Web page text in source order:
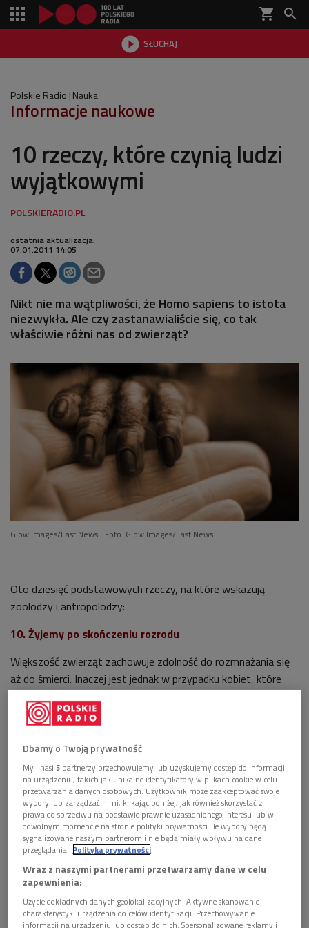
shopping_cart 
 SŁUCHAJ

Polskie Radio Nauka
Informacje naukowe
10 rzeczy, które czynią ludzi
wyjątkowymi
ostatnia aktualizacja:
07.01.2011 14:05
Nikt nie ma wątpliwości, że Homo sapiens to istota
niezwykła. Ale czy zastanawialiście się, co tak
właściwie różni nas od zwierząt?
Glow Images/East News Foto: Glow Images/East News
Oto dziesięć podstawowych rzeczy, na które wskazują
zoolodzy i antropolodzy:
10. Żyjemy po skończeniu rozrodu
Większość zwierząt zachowuje zdolność do rozmnażania się
aż do śmierci. Inaczej jest jednak w przypadku kobiet, które
Wynika to między innymi z silnych więzi społecznych, które
łączą ludzi. W rodzinie dziadkowie pomagają rodzicom w
opiece nad dziećmi, przekazują im swoje doświadczenie i
wiedzę, a w zamian są otaczani opieką.
9. Długie dzieciństwo
Dziadkowie są potrzebni, ponieważ ludzkie dzieciństwo jest
dłuższe niż w przypadku jakiegokolwiek innego gatunku.
W przypadku zwierząt potomstwo musi szybko wydorośleć,
aby rodzice mogli zająć się kolejnym. Zwierzęta muszą
intensywnie się reprodukować, aby zapewnić przetrwanie
gatunku. Nasz gatunek „obrał” inna strategię – inwestuje w
Dbamy o Twoją prywatność
My i nasi5 partnerzy przechowujemy lub uzyskujemy dostęp do informacji
na urządzeniu, takich jak unikalne identyfikatory w plikach cookie w celu
przetwarzania danych osobowych. Użytkownik może zaakceptować swoje
wybory lub zarządzać nimi, klikając poniżej, jak również skorzystać z
prawa do sprzeciwu na podstawie prawnie uzasadnionego interesu lub w
dowolnym momencie na stronie polityki prywatności. Te wybory będą
sygnalizowane naszym partnerom i nie będą miały wpływu na dane
przeglądania. Polityka prywatności
Wraz z naszymi partnerami przetwarzamy dane w celu
zapewnienia:
Użycie dokładnych danych geolokalizacyjnych. Aktywne skanowanie
charakterystyki urządzenia do celów identyfikacji. Przechowywanie
informacji na urządzeniu lub dostęp do nich. Spersonalizowane reklamy i